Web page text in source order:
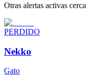
Otras alertas activas
PERDIDO
Nekko
Gato